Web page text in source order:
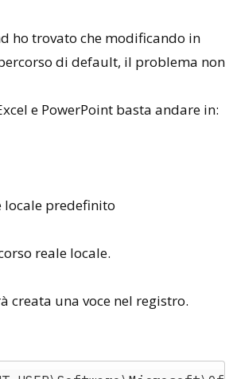
ho trovato che modificando in
di default, il problema non
e PowerPoint basta andare in:
locale predefinito
reale locale.
creata una voce nel registro.